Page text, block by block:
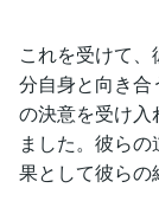
これを受けて
分自身と向き
の決意を受け
ました。彼ら
果として彼らの